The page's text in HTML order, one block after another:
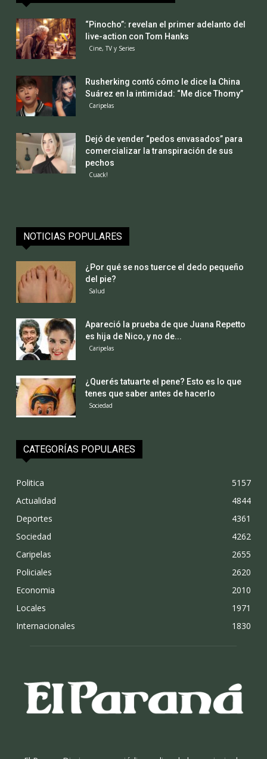
“Pinocho”: revelan el primer adelanto del
live-action con Tom Hanks
Cine, TV y Series
Rusherking contó cómo le dice la China
Suárez en la intimidad: “Me dice Thomy”
Caripelas
Dejó de vender “pedos envasados” para
comercializar la transpiración de sus
pechos
Cuack!
NOTICIAS POPULARES
¿Por qué se nos tuerce el dedo pequeño
del pie?
Salud
Apareció la prueba de que Juana Repetto
es hija de Nico, y no de...
Caripelas
¿Querés tatuarte el pene? Esto es lo que
tenes que saber antes de hacerlo
Sociedad
CATEGORÍAS POPULARES
Politica
5157
Actualidad
4844
Deportes
4361
Sociedad
4262
Caripelas
2655
Policiales
2620
Economia
2010
Locales
1971
Internacionales
1830